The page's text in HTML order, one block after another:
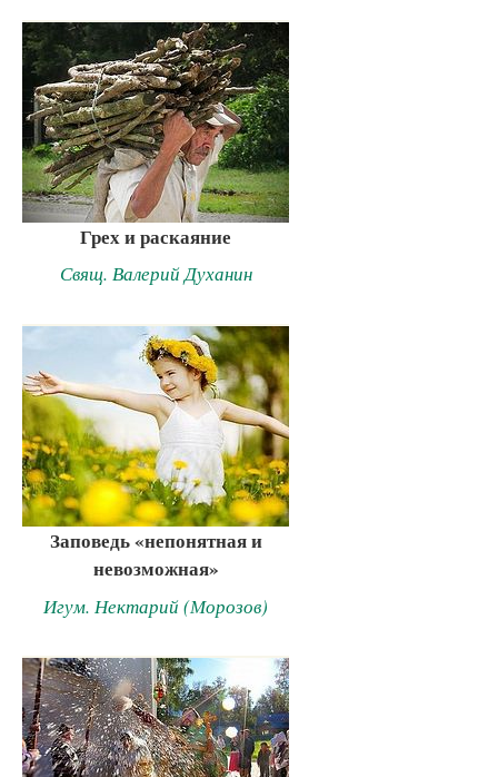
Грех и раскаяние
Свящ. Валерий Духанин
Заповедь «непонятная и
невозможная»
Игум. Нектарий (Морозов)